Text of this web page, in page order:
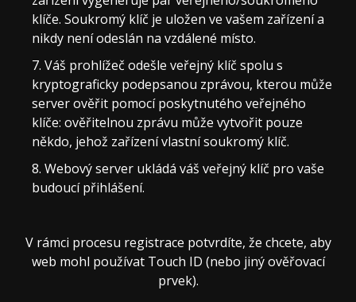
klíče. Soukromý klíč je uložen ve vašem zařízení a
nikdy není odeslán na vzdálené místo.
Váš prohlížeč odešle veřejný klíč spolu s
kryptograficky podepsanou zprávou, kterou může
server ověřit pomocí poskytnutého veřejného
klíče: ověřitelnou zprávu může vytvořit pouze
někdo, jehož zařízení vlastní soukromý klíč.
Webový server ukládá váš veřejný klíč pro vaše
budoucí přihlášení.
V rámci procesu registrace potvrdíte, že chcete, aby
web mohl používat Touch ID (nebo jiný ověřovací
prvek).